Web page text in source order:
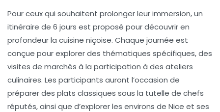
Pour ceux qui souhaitent prolonger leur immersion, un
itinéraire de 6 jours est proposé pour découvrir en
profondeur la cuisine niçoise. Chaque journée est
conçue pour explorer des thématiques spécifiques, des
visites de marchés à la participation à des ateliers
culinaires. Les participants auront l’occasion de
préparer des plats classiques sous la tutelle de chefs
réputés, ainsi que d’explorer les environs de Nice et ses